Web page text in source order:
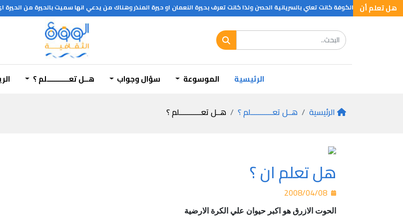
هل تعلم أن
بالقرب من الكوفة كانت تعني بالسريانية الحصن ولذا كانت تعرف بحيرة النعمان او حيرة المنذر وهناك من يدعي انها سميت بالحيرة من الحيرة اي
الرئيسية الموسوعة سؤال وجواب هــل تعـــــــــــلم ؟
الرئيسية هــل تعـــــــــــلم ؟ هــل تعـــــــــــلم ؟
هل تعلم ان ؟
الحوت الازرق هو اكبر حيوان علي الكرة الارضية